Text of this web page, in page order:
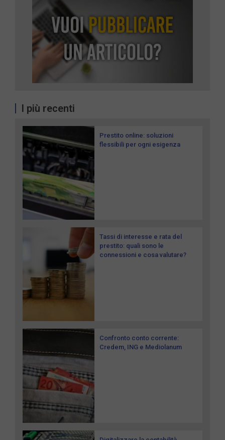
I più recenti
Prestito online: soluzioni
flessibili per ogni esigenza
Tassi di interesse e rata del
prestito: quali sono le
connessioni e cosa valutare?
Confronto conto corrente:
Credem, ING e Mediolanum